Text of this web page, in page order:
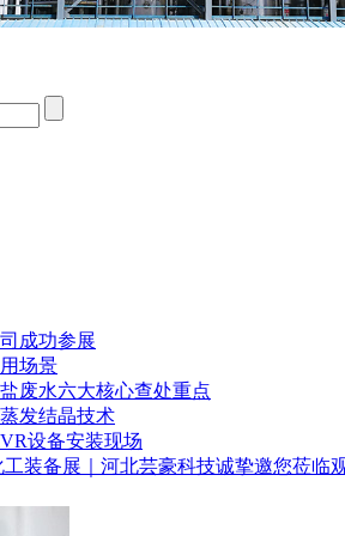
成功参展
场景
废水六大核心查处重点
发结晶技术
设备安装现场
工装备展｜河北芸豪科技诚挚邀您莅临